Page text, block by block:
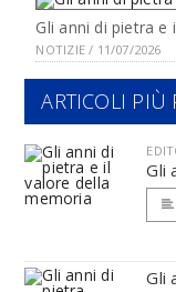
Gli anni di pietra
NOTIZIE / 11/07/2026
ARTICOLI PIÙ
Gli
Gli